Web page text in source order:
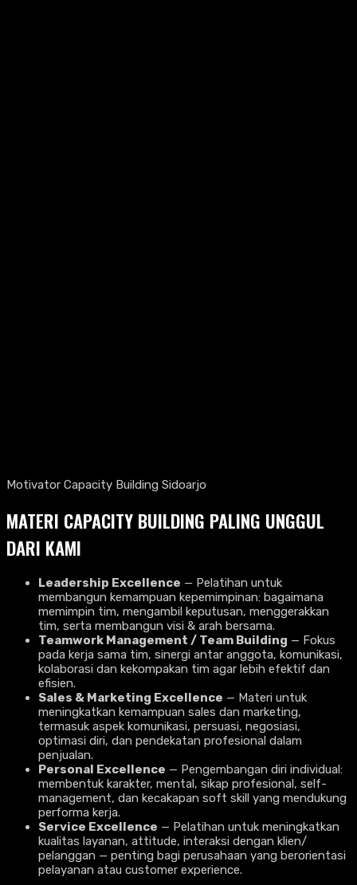
Motivator Capacity Building Sidoarjo
MATERI CAPACITY BUILDING PALING UNGGUL
DARI KAMI
Leadership Excellence — Pelatihan untuk
membangun kemampuan kepemimpinan: bagaimana
memimpin tim, mengambil keputusan, menggerakkan
tim, serta membangun visi & arah bersama.
Teamwork Management / Team Building — Fokus
pada kerja sama tim, sinergi antar anggota, komunikasi,
kolaborasi dan kekompakan tim agar lebih efektif dan
efisien.
Sales & Marketing Excellence — Materi untuk
meningkatkan kemampuan sales dan marketing,
termasuk aspek komunikasi, persuasi, negosiasi,
optimasi diri, dan pendekatan profesional dalam
penjualan.
Personal Excellence — Pengembangan diri individual:
membentuk karakter, mental, sikap profesional, self-
management, dan kecakapan soft skill yang mendukung
performa kerja.
Service Excellence — Pelatihan untuk meningkatkan
kualitas layanan, attitude, interaksi dengan klien/
pelanggan — penting bagi perusahaan yang berorientasi
pelayanan atau customer experience.